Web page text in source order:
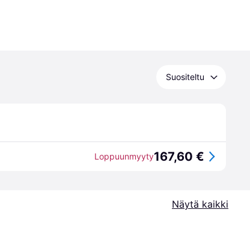
Suositeltu
Loppuunmyyty167,60 €
Näytä kaikki